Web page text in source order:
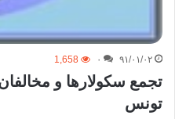
۹۱/۰۱/۰۲ ۰ 1,658
تجمع سکولارها و
تونس